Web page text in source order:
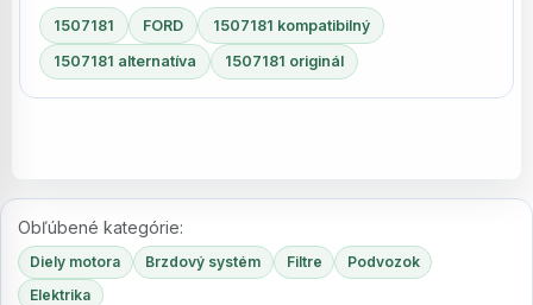
1507181 FORD 1507181 kompatibilný
1507181 alternatíva 1507181 originál
Obľúbené kategórie:
Diely motora Brzdový systém Filtre
Podvozok
Elektrika